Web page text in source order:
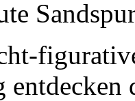
entdecken